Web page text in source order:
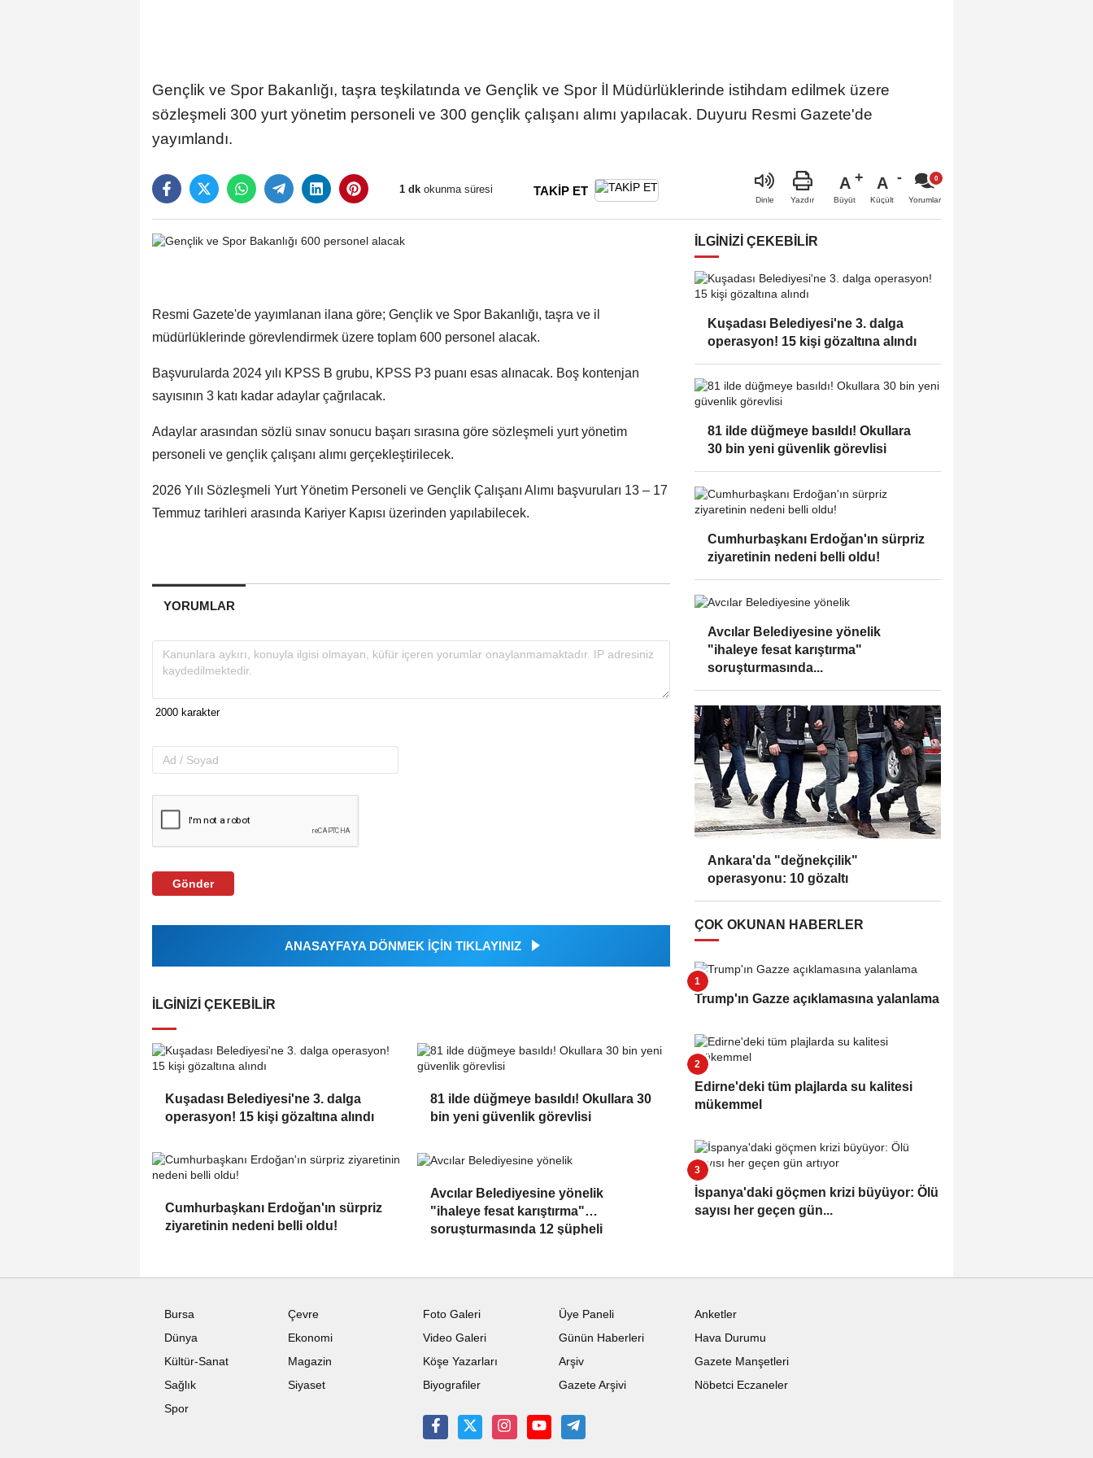
Gençlik ve Spor Bakanlığı, taşra teşkilatında ve Gençlik ve Spor İl Müdürlüklerinde istihdam edilmek üzere
sözleşmeli 300 yurt yönetim personeli ve 300 gençlik çalışanı alımı yapılacak. Duyuru Resmi Gazete'de
yayımlandı.
1 dk okunma süresi TAKİP ET
Dinle Yazdır
A
Büyüt
A
Küçült Yorumlar
Resmi Gazete'de yayımlanan ilana göre; Gençlik ve Spor Bakanlığı, taşra ve il
müdürlüklerinde görevlendirmek üzere toplam 600 personel alacak.
Başvurularda 2024 yılı KPSS B grubu, KPSS P3 puanı esas alınacak. Boş kontenjan
sayısının 3 katı kadar adaylar çağrılacak.
Adaylar arasından sözlü sınav sonucu başarı sırasına göre sözleşmeli yurt yönetim
personeli ve gençlik çalışanı alımı gerçekleştirilecek.
2026 Yılı Sözleşmeli Yurt Yönetim Personeli ve Gençlik Çalışanı Alımı başvuruları 13 – 17
Temmuz tarihleri arasında Kariyer Kapısı üzerinden yapılabilecek.
YORUMLAR
Gönder
ANASAYFAYA DÖNMEK İÇİN TIKLAYINIZ
İLGINIZI ÇEKEBILIR
Kuşadası Belediyesi'ne 3. dalga
operasyon! 15 kişi gözaltına alındı
81 ilde düğmeye basıldı! Okullara 30
bin yeni güvenlik görevlisi
Cumhurbaşkanı Erdoğan'ın sürpriz
ziyaretinin nedeni belli oldu!
Avcılar Belediyesine yönelik
"ihaleye fesat karıştırma"
soruşturmasında 12 şüpheli
İLGINIZI ÇEKEBILIR
Kuşadası Belediyesi'ne 3. dalga
operasyon! 15 kişi gözaltına alındı
81 ilde düğmeye basıldı! Okullara
30 bin yeni güvenlik görevlisi
Cumhurbaşkanı Erdoğan'ın sürpriz
ziyaretinin nedeni belli oldu!
Avcılar Belediyesine yönelik
"ihaleye fesat karıştırma"
soruşturmasında...
Ankara'da "değnekçilik"
operasyonu: 10 gözaltı
ÇOK OKUNAN HABERLER
Trump'ın Gazze açıklamasına yalanlama
Edirne'deki tüm plajlarda su kalitesi
mükemmel
İspanya'daki göçmen krizi büyüyor: Ölü
sayısı her geçen gün...
Bursa
Çevre
Dünya
Ekonomi
Kültür-Sanat
Magazin
Sağlık
Siyaset
Spor
Foto Galeri
Video Galeri
Köşe Yazarları
Biyografiler
Üye Paneli
Günün Haberleri
Arşiv
Gazete Arşivi
Anketler
Hava Durumu
Gazete Manşetleri
Nöbetci Eczaneler